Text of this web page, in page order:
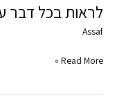
לראות בכל דבר
Assaf
Read More »